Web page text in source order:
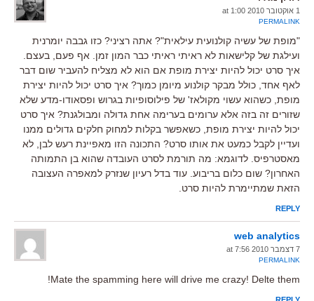
1 אוקטובר 2010 at 1:00
PERMALINK
"מופת של עשיה קולנועית עילאית"? אתה רציני? כזו גבבה יומרנית
ועילגת של קלישאות לא ראיתי ראיתי כבר המון זמן. אף פעם, בעצם.
איך סרט יכול להיות יצירת מופת אם הוא לא מצליח להעביר שום דבר
לאף אחד, כולל מבקר קולנוע מיומן כמוך? איך סרט יכול להיות יצירת
מופת, כשהוא עשוי מקולאז' של פילוסופיות בגרוש ופסאודו-מדע שלא
שזורים זה בזה אלא ערומים בערימה אחת גדולה ומבולגנת? איך סרט
יכול להיות יצירת מופת, כשאפשר בקלות למחוק חלקים גדולים ממנו
ועדיין לקבל כמעט את אותו סרט? התכונה הזו מאפיינת רעש לבן, לא
מאסטרפיס. לדוגמא: מה תורמת לסרט העובדה שהוא בן התמותה
האחרון? שום כלום בריבוע. עוד בדל רעיון שנזרק למאפרה העצובה
הזאת שמתיימרת להיות סרט.
REPLY
web analytics
7 דצמבר 2010 at 7:56
PERMALINK
Mate the spamming here will drive me crazy! Delte them!